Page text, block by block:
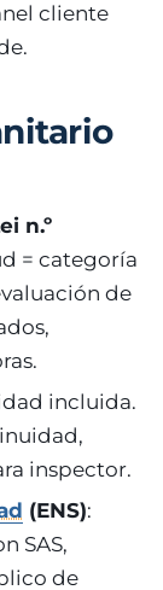
cliente
n.º
= categoría
de
incluida.
inspector.
(ENS):
SAS,
de